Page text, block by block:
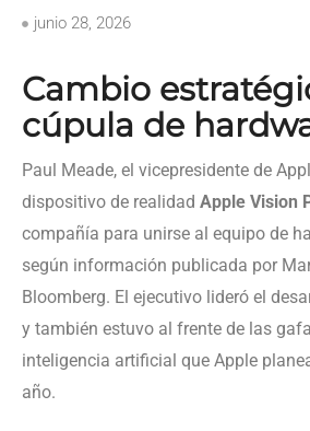
junio 28, 2026
Cambio
cúpula de
Paul Meade, el vicepresidente de
dispositivo de realidad Apple Vision
compañía para unirse al equipo de
según información publicada por
Bloomberg. El ejecutivo lideró el
y también estuvo al frente de las
inteligencia artificial que Apple
año.